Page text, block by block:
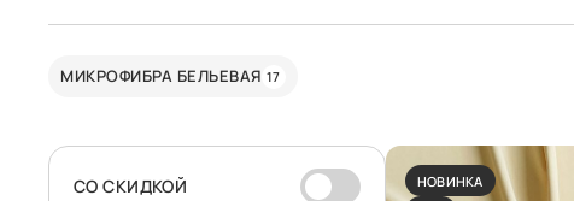
МИКРОФИБРА БЕЛЬЕВАЯ 17
CО СКИДКОЙ
НОВИНКА